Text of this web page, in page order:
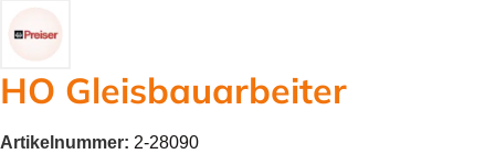
HO Gleisbauarbeiter
Artikelnummer: 2-28090